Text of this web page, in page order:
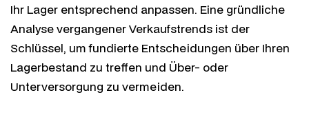
Ihr Lager entsprechend anpassen. Eine gründliche
Analyse vergangener Verkaufstrends ist der
Schlüssel, um fundierte Entscheidungen über Ihren
Lagerbestand zu treffen und Über- oder
Unterversorgung zu vermeiden.